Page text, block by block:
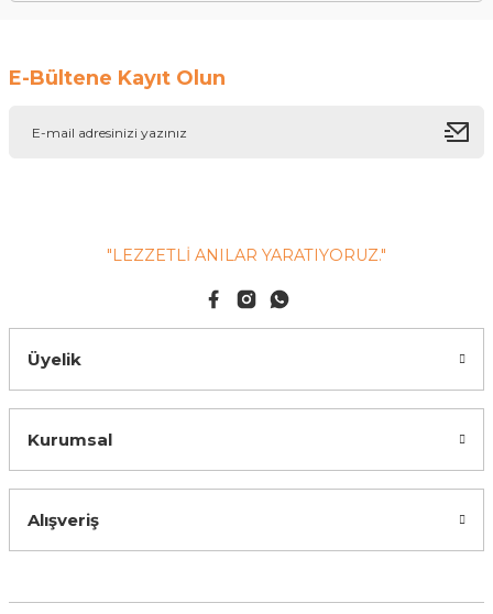
E-Bültene Kayıt Olun
"LEZZETLİ ANILAR YARATIYORUZ."
Üyelik
Kurumsal
Alışveriş